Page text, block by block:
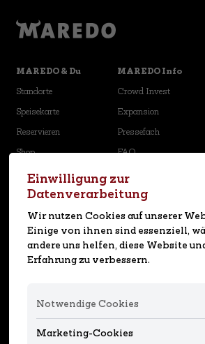
Einwilligung zur
Datenverarbeitung
Wir nutzen Cookies auf unserer
Einige von ihnen sind essenziell,
andere uns helfen, diese Website
Erfahrung zu verbessern.
Notwendige Cookies
Marketing-Cookies
MAREDO & Du
Standorte
Speisekarte
Reservieren
Shop
Karriere
MAREDO Info
Crowd Invest
Expansion
Pressefach
FAQ
Social Media
MAREDO App